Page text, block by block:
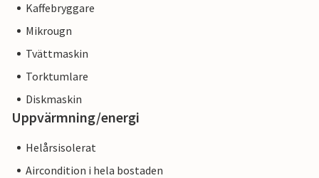
Kaffebryggare
Mikrougn
Tvättmaskin
Torktumlare
Diskmaskin
Uppvärmning/energi
Helårsisolerat
Aircondition i hela bostaden